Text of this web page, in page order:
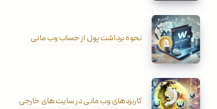
نحوه برداشت پول از حساب وب مانی
کاربردهای وب مانی در سایت های خارجی